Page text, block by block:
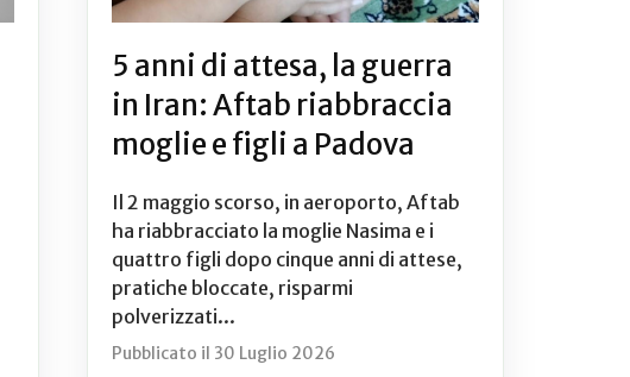
5 anni di attesa, la guerra
in Iran: Aftab riabbraccia
moglie e figli a Padova
Il 2 maggio scorso, in aeroporto, Aftab
ha riabbracciato la moglie Nasima e i
quattro figli dopo cinque anni di attese,
pratiche bloccate, risparmi
polverizzati...
Pubblicato il 30 Luglio 2026